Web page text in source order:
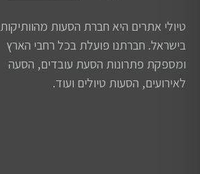
טיולי אתרים היא חברת הסעות מהוותיקות
בישראל. חברתנו פועלת בכל רחבי הארץ
ומספקת פתרונות הסעת עובדים, הסעה
לאירועים, הסעות טיולים ועוד.